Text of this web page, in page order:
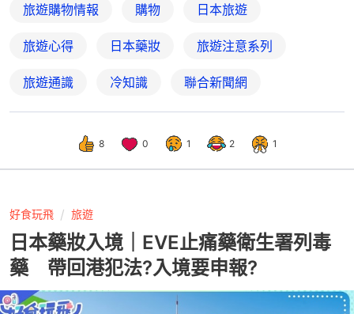
旅遊購物情報 購物 日本旅遊
旅遊心得 日本藥妝 旅遊注意系列
旅遊通識 冷知識 聯合新聞網
8 0 1 2 1
好食玩飛 旅遊
日本藥妝入境｜EVE止痛藥衛生署列毒
藥 帶回港犯法?入境要申報?